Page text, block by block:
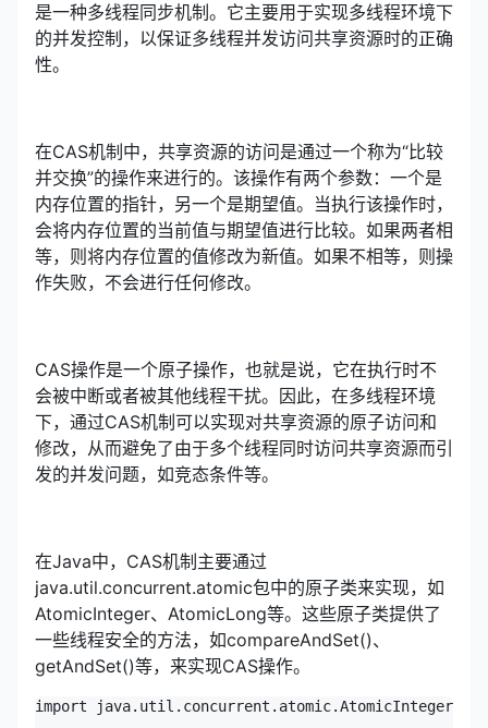
是一种多线程同步机制。它主要用于实现多线程环境下
的并发控制，以保证多线程并发访问共享资源时的正确
性。
在CAS机制中，共享资源的访问是通过一个称为“比较
并交换”的操作来进行的。该操作有两个参数：一个是
内存位置的指针，另一个是期望值。当执行该操作时，
会将内存位置的当前值与期望值进行比较。如果两者相
等，则将内存位置的值修改为新值。如果不相等，则操
作失败，不会进行任何修改。
CAS操作是一个原子操作，也就是说，它在执行时不
会被中断或者被其他线程干扰。因此，在多线程环境
下，通过CAS机制可以实现对共享资源的原子访问和
修改，从而避免了由于多个线程同时访问共享资源而引
发的并发问题，如竞态条件等。
在Java中，CAS机制主要通过
java.util.concurrent.atomic包中的原子类来实现，如
AtomicInteger、AtomicLong等。这些原子类提供了
一些线程安全的方法，如compareAndSet()、
getAndSet()等，来实现CAS操作。
import java.util.concurrent.atomic.AtomicInteger;